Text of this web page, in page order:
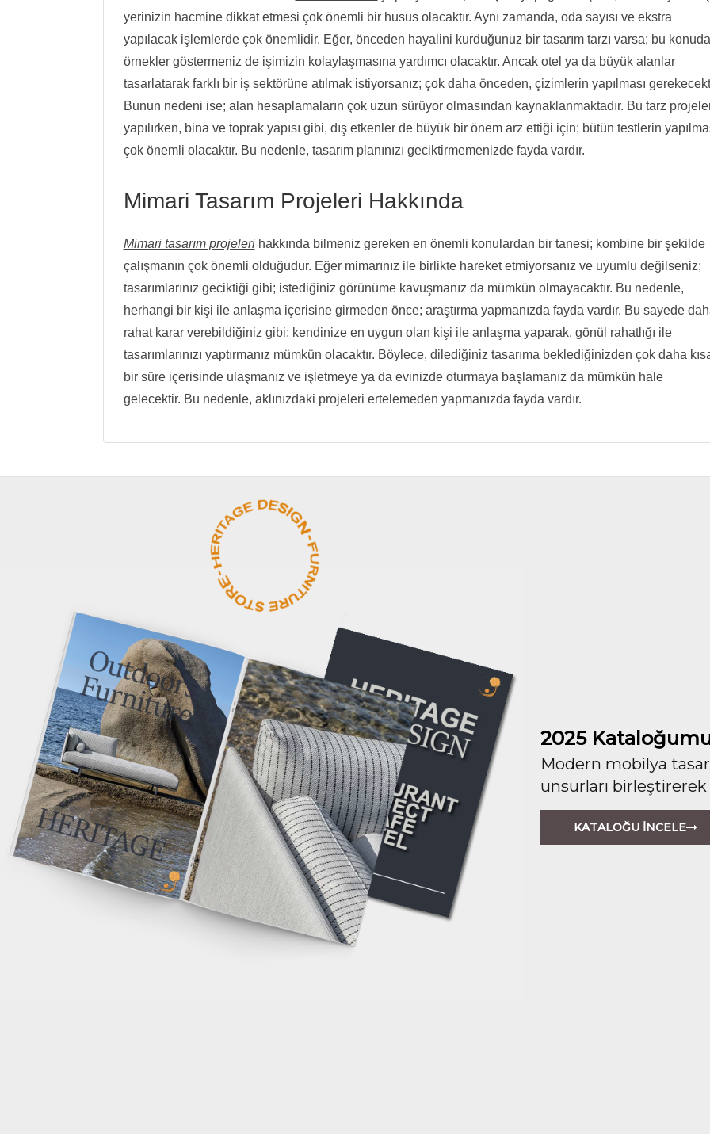
yerinizin hacmine dikkat etmesi çok önemli bir husus olacaktır. Aynı zamanda, oda sayısı ve ekstra
yapılacak işlemlerde çok önemlidir. Eğer, önceden hayalini kurduğunuz bir tasarım tarzı varsa; bu konuda
örnekler göstermeniz de işimizin kolaylaşmasına yardımcı olacaktır. Ancak otel ya da büyük alanlar
tasarlatarak farklı bir iş sektörüne atılmak istiyorsanız; çok daha önceden, çizimlerin yapılması
Bunun nedeni ise; alan hesaplamaların çok uzun sürüyor olmasından kaynaklanmaktadır. Bu tarz
yapılırken, bina ve toprak yapısı gibi, dış etkenler de büyük bir önem arz ettiği için; bütün testlerin
çok önemli olacaktır. Bu nedenle, tasarım planınızı geciktirmemenizde fayda vardır.
Mimari Tasarım Projeleri Hakkında
Mimari tasarım projelerihakkında bilmeniz gereken en önemli konulardan bir tanesi; kombine bir şekilde
çalışmanın çok önemli olduğudur. Eğer mimarınız ile birlikte hareket etmiyorsanız ve uyumlu değilseniz;
tasarımlarınız geciktiği gibi; istediğiniz görünüme kavuşmanız da mümkün olmayacaktır. Bu nedenle,
herhangi bir kişi ile anlaşma içerisine girmeden önce; araştırma yapmanızda fayda vardır. Bu sayede
rahat karar verebildiğiniz gibi; kendinize en uygun olan kişi ile anlaşma yaparak, gönül rahatlığı ile
tasarımlarınızı yaptırmanız mümkün olacaktır. Böylece, dilediğiniz tasarıma beklediğinizden çok daha
bir süre içerisinde ulaşmanız ve işletmeye ya da evinizde oturmaya başlamanız da mümkün hale
gelecektir. Bu nedenle, aklınızdaki projeleri ertelemeden yapmanızda fayda vardır.
2025
Modern mobilya
unsurları
KATALOĞU İNCELE